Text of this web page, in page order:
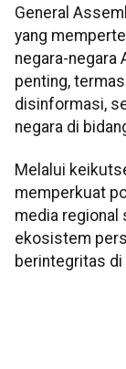
General
yang
negara-negara
penting,
disinformasi,
negara di
Melalui
memperkuat
media regional
ekosistem
berintegritas di